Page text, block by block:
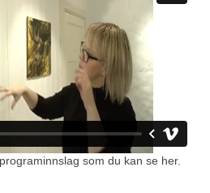
som du kan se her.